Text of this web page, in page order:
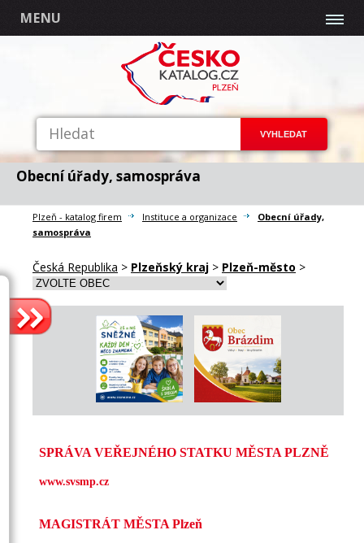
MENU
Obecní úřady, samospráva
Plzeň - katalog firem Instituce a organizace
Obecní úřady,
samospráva
Česká Republika > Plzeňský kraj > Plzeň-město >
SPRÁVA VEŘEJNÉHO STATKU MĚSTA PLZNĚ
www.svsmp.cz
MAGISTRÁT MĚSTA Plzeň